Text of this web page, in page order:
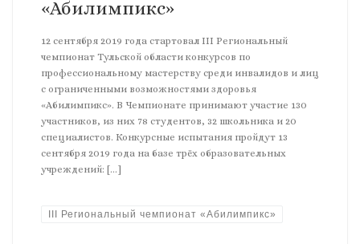
«Абилимпикс»
12 сентября 2019 года стартовал III Региональный
чемпионат Тульской области конкурсов по
профессиональному мастерству среди инвалидов и лиц
с ограниченными возможностями здоровья
«Абилимпикс». В Чемпионате принимают участие 130
участников, из них 78 студентов, 32 школьника и 20
специалистов. Конкурсные испытания пройдут 13
сентября 2019 года на базе трёх образовательных
учреждений: […]
III Региональный чемпионат «Абилимпикс»